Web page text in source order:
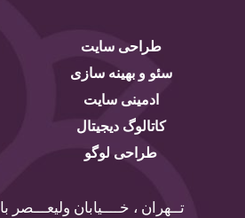
طراحی سایت
سئو و بهینه سازی
ادمینی سایت
کاتالوگ دیجیتال
طراحی لوگو
تــهران ، خــــیابان ولیعـــصر